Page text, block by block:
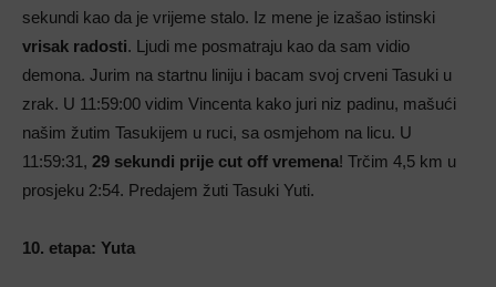
sekundi kao da je vrijeme stalo. Iz mene je izašao istinski
vrisak radosti. Ljudi me posmatraju kao da sam vidio
demona. Jurim na startnu liniju i bacam svoj crveni Tasuki u
zrak. U 11:59:00 vidim Vincenta kako juri niz padinu, mašući
našim žutim Tasukijem u ruci, sa osmjehom na licu. U
11:59:31, 29 sekundi prije cut off vremena! Trčim 4,5 km u
prosjeku 2:54. Predajem žuti Tasuki Yuti.
10. etapa: Yuta